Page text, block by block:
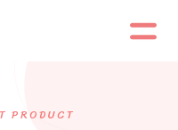
PRODUCT